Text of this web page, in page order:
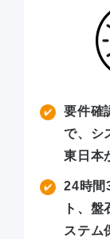
要件確
で、シ
東日本
24時間
ト、
ステム